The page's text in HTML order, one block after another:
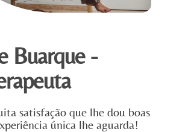
Buarque -
satisfação que lhe dou boas
única lhe aguarda!